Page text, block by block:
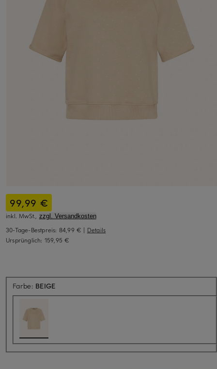
99,99 €
inkl. MwSt., zzgl. Versandkosten
30-Tage-Bestpreis: 84,99 € | Details
Ursprünglich: 159,95 €
Farbe: BEIGE